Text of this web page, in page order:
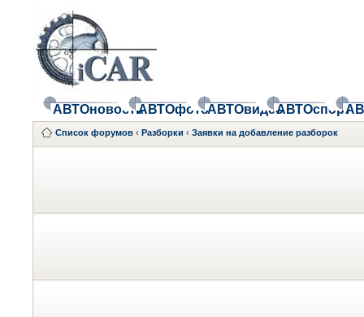
АВТОновостиАВТОфотоАВТОвидеоАВТОспорт
Список форумов ‹ Разборки ‹ Заявки на добавление разборок